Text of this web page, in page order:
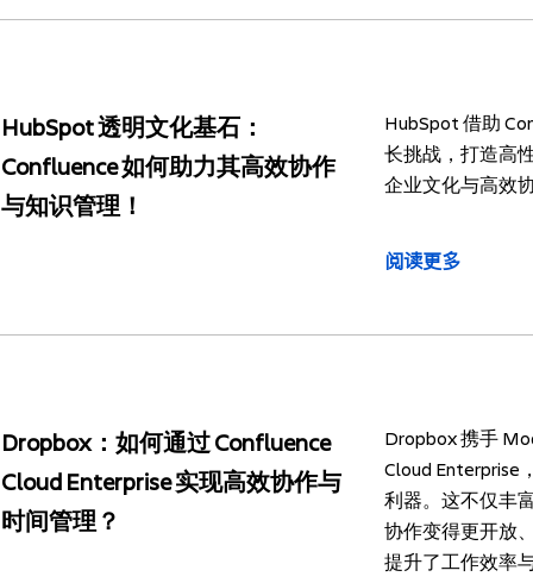
HubSpot 透明文化基石：
Confluence 如何助力其高效协作
与知识管理！
HubSpot 借助
长挑战，打造高
企业文化与高效
阅读更多
Dropbox：如何通过 Confluence
Cloud Enterprise 实现高效协作与
时间管理？
Dropbox 携手
Cloud Enterprise
利器。这不仅丰
协作变得更开放
提升了工作效率